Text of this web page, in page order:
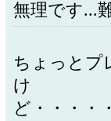
無理です...
ちょっと
け
ど・・・・